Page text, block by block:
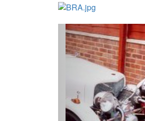
Modelos
• CX3 Super Sport:
transmisión final
• MG3: motor de
transmisión y la parte
opción específica en
para aceptar otras